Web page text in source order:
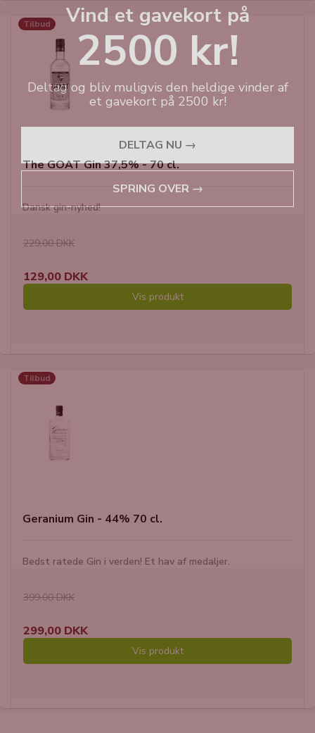
Tilbud
The GOAT Gin 37,5% - 70 cl.
Dansk gin-nyhed!
229,00 DKK
129,00 DKK
Vis produkt
Tilbud
Geranium Gin - 44% 70 cl.
Bedst ratede Gin i verden! Et hav af medaljer.
399,00 DKK
299,00 DKK
Vis produkt
Vind et gavekort på
2500 kr!
Deltag og bliv muligvis den heldige vinder af
et gavekort på 2500 kr!
DELTAG NU →
SPRING OVER →